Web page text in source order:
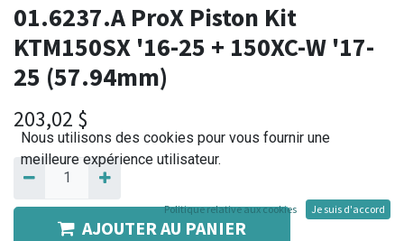
01.6237.A ProX Piston Kit
KTM150SX '16-25 + 150XC-W '17-
25 (57.94mm)
203,02 $
AJOUTER AU PANIER
Nous utilisons des cookies pour vous fournir une
meilleure expérience utilisateur.
Politique relative aux cookies Je suis d'accord